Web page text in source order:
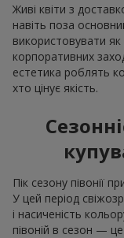
Живі квіти з
навіть поза
використовувати як
корпоративних
естетика роблять
хто цінує якість.
Пік сезону півонії
У цей період
і насиченість
півоній в сезон —